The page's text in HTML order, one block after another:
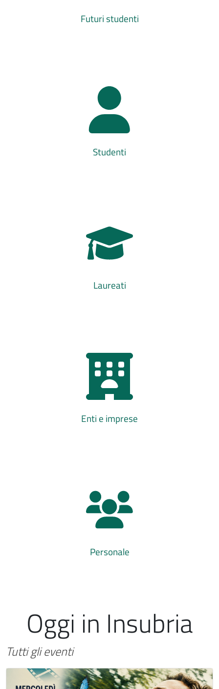
Futuri studenti
Studenti
Laureati
Enti e imprese
Personale
Oggi in Insubria
Tutti gli eventi
Immagine